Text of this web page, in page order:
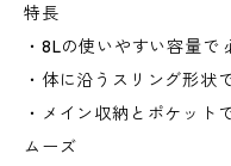
特長
・8Lの使いやすい容量で
・体に沿うスリング形状
・メイン収納とポケット
ムーズ